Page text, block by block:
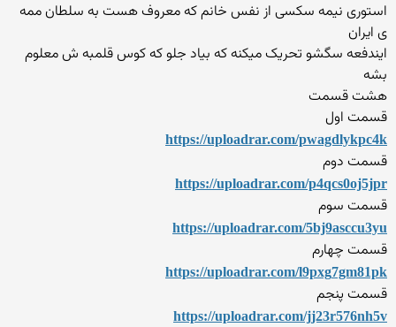
استوری نیمه سکسی از نفس خانم که معروف هست به سلطان ممه
ی ایران
ایندفعه سگشو تحریک میکنه که بیاد جلو که کوس قلمبه ش معلوم
بشه
هشت قسمت
قسمت اول
https://uploadrar.com/pwagdlykpc4k
قسمت دوم
https://uploadrar.com/p4qcs0oj5jpr
قسمت سوم
https://uploadrar.com/5bj9asccu3yu
قسمت چهارم
https://uploadrar.com/l9pxg7gm81pk
قسمت پنجم
https://uploadrar.com/jj23r576nh5v